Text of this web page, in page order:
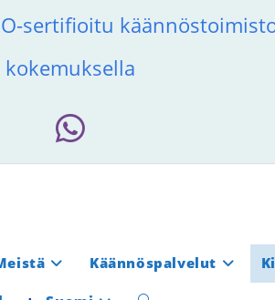
sertifioitu
kokemuksella
Käännöspalvelut